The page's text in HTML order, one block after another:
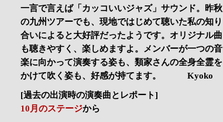
一言で言えば「カッコいいジャズ」サウンド。昨秋
の九州ツアーでも、現地ではじめて聴いた私の知り
合いによると大好評だったようです。オリジナル曲
も聴きやすく、楽しめますよ。メンバーが一つの音
楽に向かって演奏する姿も、類家さんの全身全霊を
かけて吹く姿も、好感が持てます。 Kyoko
[過去の出演時の演奏曲とレポート]
10月のステージから